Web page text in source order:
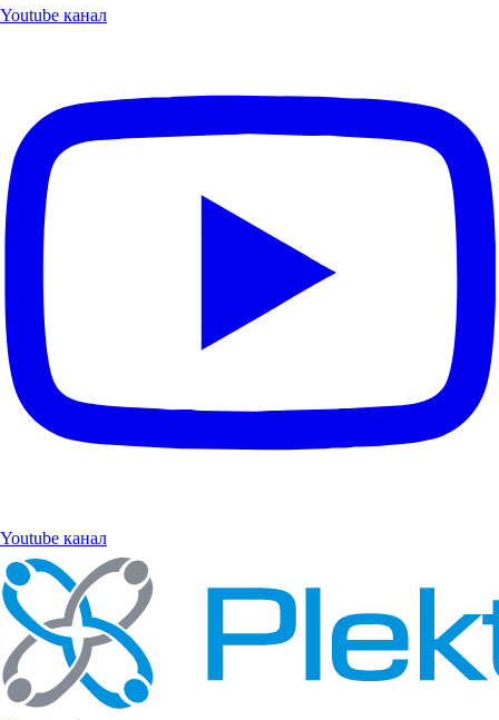
Youtube канал
Youtube канал